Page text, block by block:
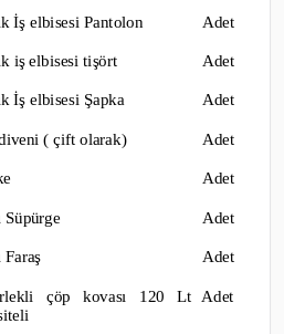
İş elbisesi Pantolon
iş elbisesi tişört
İş elbisesi Şapka
( çift olarak)
Adet
Adet
Adet
Adet
Adet
Adet
Adet
Süpürge
Faraş
çöp kovası 120 Lt
Adet